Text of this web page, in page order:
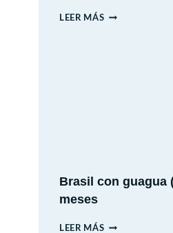
LEER MÁSSUR
Y
Brasil con guagua
meses
LEER MÁSBRASIL